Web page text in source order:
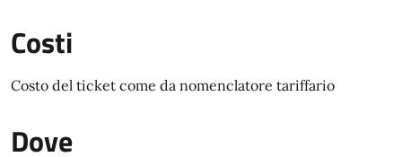
Costi
Costo del ticket come da nomenclatore tariffario
Dove